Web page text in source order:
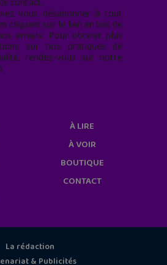
vous désabonner à tout
cliquant sur le lien en bas de
emails. Pour obtenir plus
sur nos pratiques de
rendez-vous sur notre
À LIRE
À VOIR
BOUTIQUE
CONTACT
La rédaction
& Publicités